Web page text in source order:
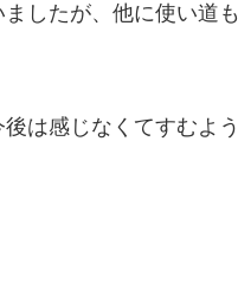
したが、他に使い道も
は感じなくてすむよう